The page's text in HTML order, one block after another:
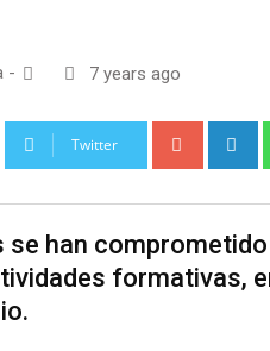
- 7 years ago
Twitter Google+
han
formativas,